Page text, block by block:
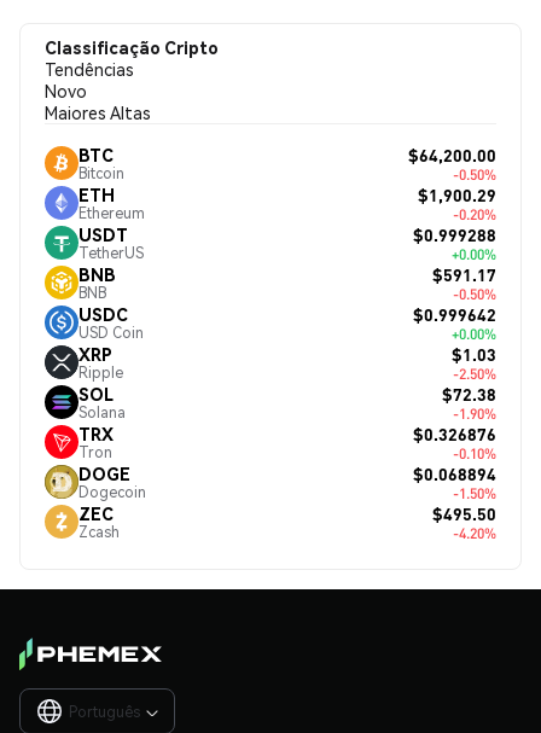
Classificação Cripto
Tendências
Novo
Maiores Altas
BTC
Bitcoin
$64,200.00
-0.50%
ETH
Ethereum
$1,900.29
-0.20%
USDT
TetherUS
$0.999288
+0.00%
BNB
BNB
$591.17
-0.50%
USDC
USD Coin
$0.999642
+0.00%
XRP
Ripple
$1.03
-2.50%
SOL
Solana
$72.38
-1.90%
TRX
Tron
$0.326876
-0.10%
DOGE
Dogecoin
$0.068894
-1.50%
ZEC
Zcash
$495.50
-4.20%
Português 